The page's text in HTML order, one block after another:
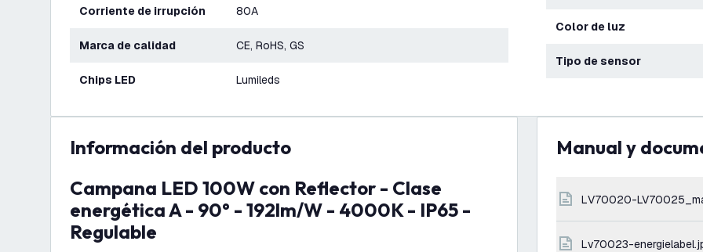
Corriente de irrupción 80A
Marca de calidad CE, RoHS, GS
Chips LED Lumileds
Color de luz
Tipo de sensor
información del producto
Campana LED 100W con Reflector - Clase
energética A - 90° - 192lm/W - 4000K - IP65 -
Regulable
Manual y
LV70020-
lv70023-